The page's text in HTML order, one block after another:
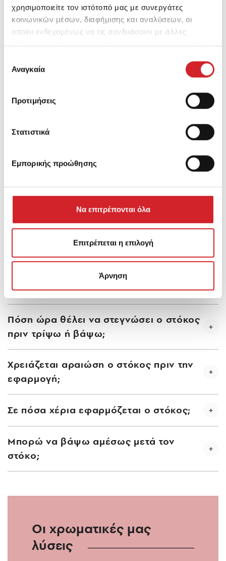
χρησιμοποιείτε τον ιστότοπό μας με συνεργάτες
κοινωνικών μέσων, διαφήμισης και αναλύσεων, οι
οποίοι ενδεχομένως να τις συνδυάσουν με άλλες
πληροφορίες που τους έχετε παραχωρήσει ή τις οποίες
των υπηρεσιών τους.
συγκατάθεσης
Αναγκαία
Προτιμήσεις
Στατιστικά
Εμπορικής προώθησης
Να επιτρέπονται όλα
Επιτρέπεται η επιλογή
Άρνηση
Εφαρμογή
Καθάρισμα & Αποθήκευση
Η επιφάνεια πρέπει να είναι στεγνή, καθαρή και
απαλλαγμένη από σκόνες, λάδια, άλατα, σκουριές και
ασταρώστε με KRAFT ECO DUR AQUA αραιωμένο
Συχνές ερωτήσεις
Τι είναι ο στόκος και ποια είναι η χρήση
του;
Πόση ώρα θέλει να στεγνώσει ο στόκος
πριν τρίψω ή βάψω;
Χρειάζεται αραιώση ο στόκος πριν την
εφαρμογή;
Σε πόσα χέρια εφαρμόζεται ο στόκος;
Μπορώ να βάψω αμέσως μετά τον
στόκο;
Οι χρωματικές μας
λύσεις